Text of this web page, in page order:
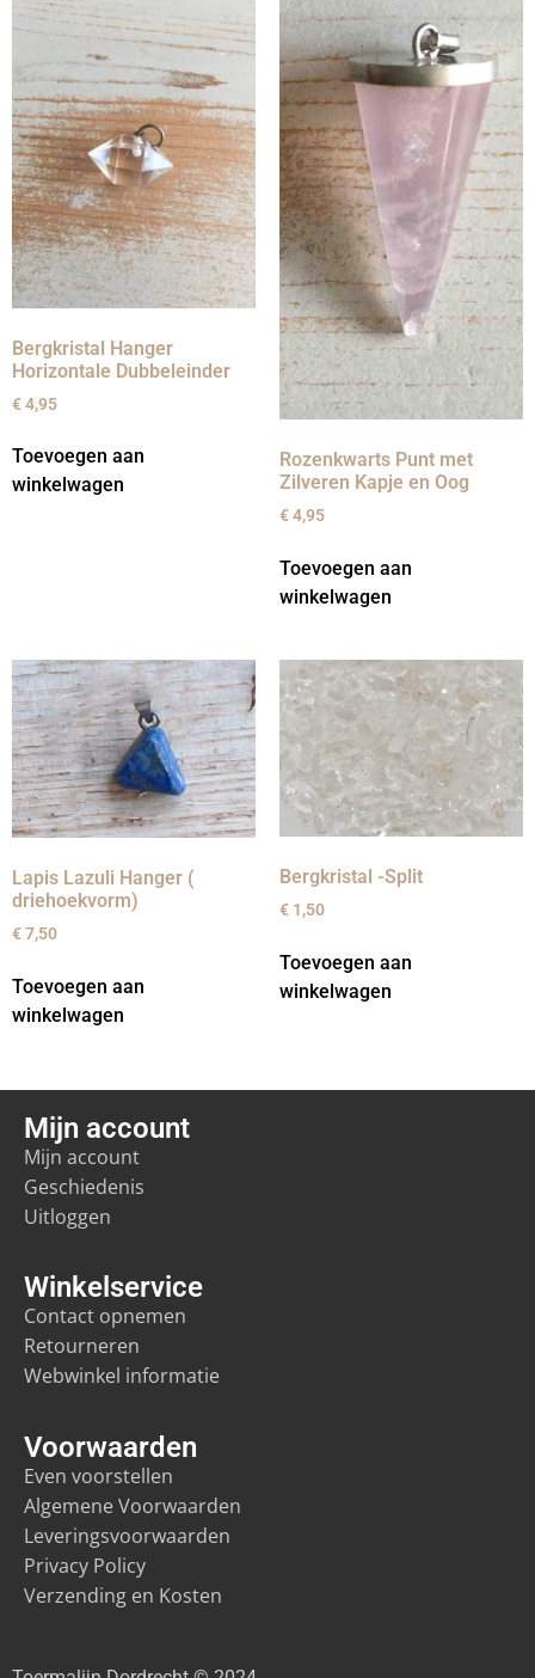
Bergkristal Hanger
Horizontale Dubbeleinder
€4,95
Toevoegen aan
winkelwagen
Rozenkwarts Punt met
Zilveren Kapje en Oog
€4,95
Toevoegen aan
winkelwagen
Lapis Lazuli Hanger (
driehoekvorm)
€7,50
Toevoegen aan
winkelwagen
Bergkristal -Split
€ 1,50
Toevoegen aan
winkelwagen
Voorwaarden
Even voorstellen
Algemene Voorwaarden
Leveringsvoorwaarden
Privacy Policy
Verzending en Kosten
Winkelservice
Contact opnemen
Retourneren
Webwinkel informatie
Mijn account
Mijn account
Geschiedenis
Uitloggen